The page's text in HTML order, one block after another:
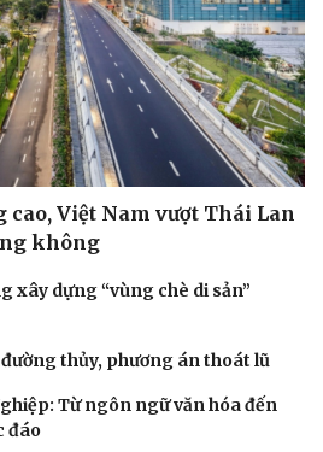
cao, Việt Nam vượt Thái Lan
không
xây dựng “vùng chè di sản”
thủy, phương án thoát lũ
Từ ngôn ngữ văn hóa đến
đáo